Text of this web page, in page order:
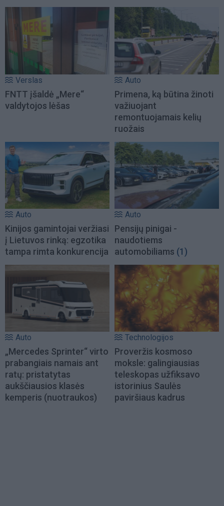
Verslas
FNTT įšaldė „Mere“
valdytojos lėšas
Auto
Primena, ką būtina žinoti
važiuojant
remontuojamais kelių
ruožais
Auto
Kinijos gamintojai veržiasi
į Lietuvos rinką: egzotika
tampa rimta konkurencija
Auto
Pensijų pinigai -
naudotiems
automobiliams (1)
Auto
„Mercedes Sprinter“ virto
prabangiais namais ant
ratų: pristatytas
aukščiausios klasės
kemperis (nuotraukos)
Technologijos
Proveržis kosmoso
moksle: galingiausias
teleskopas užfiksavo
istorinius Saulės
paviršiaus kadrus